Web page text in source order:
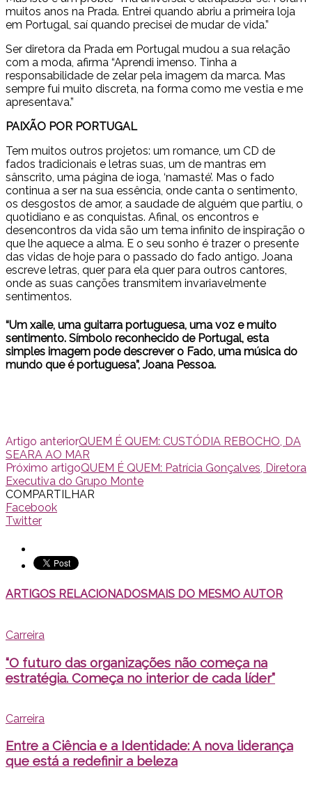
muitos anos na Prada. Entrei quando abriu a primeira loja
em Portugal, saí quando precisei de mudar de vida.”
Ser diretora da Prada em Portugal mudou a sua relação
com a moda, afirma “Aprendi imenso. Tinha a
responsabilidade de zelar pela imagem da marca. Mas
sempre fui muito discreta, na forma como me vestia e me
apresentava.”
PAIXÃO POR PORTUGAL
Tem muitos outros projetos: um romance, um CD de
fados tradicionais e letras suas, um de mantras em
sânscrito, uma página de ioga, ‘namasté’. Mas o fado
continua a ser na sua essência, onde canta o sentimento,
os desgostos de amor, a saudade de alguém que partiu, o
quotidiano e as conquistas. Afinal, os encontros e
desencontros da vida são um tema infinito de inspiração o
que lhe aquece a alma. E o seu sonho é trazer o presente
das vidas de hoje para o passado do fado antigo. Joana
escreve letras, quer para ela quer para outros cantores,
onde as suas canções transmitem invariavelmente
sentimentos.
“Um xaile, uma guitarra portuguesa, uma voz e muito
sentimento. Símbolo reconhecido de Portugal, esta
simples imagem pode descrever o Fado, uma música do
mundo que é portuguesa”, Joana Pessoa.
Artigo anteriorQUEM É QUEM: CUSTÓDIA REBOCHO, DA
SEARA AO MAR
Próximo artigoQUEM É QUEM: Patrícia Gonçalves, Diretora
Executiva do Grupo Monte
COMPARTILHAR
Facebook
Twitter
ARTIGOS RELACIONADOSMAIS DO MESMO AUTOR
Carreira
“O futuro das organizações não começa na
estratégia. Começa no interior de cada líder”
Carreira
Entre a Ciência e a Identidade: A nova liderança
que está a redefinir a beleza